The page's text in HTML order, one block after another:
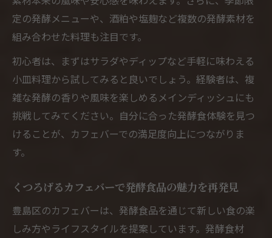
定の発酵メニューや、酒粕や塩麹など複数の発酵素材を
組み合わせた料理も注目です。
初心者は、まずはサラダやディップなど手軽に味わえる
小皿料理から試してみると良いでしょう。経験者は、複
雑な発酵の香りや風味を楽しめるメインディッシュにも
挑戦してみてください。自分に合った発酵食体験を見つ
けることが、カフェバーでの満足度向上につながりま
す。
くつろげるカフェバーで発酵食品の魅力を再発見
豊島区のカフェバーは、発酵食品を通じて新しい食の楽
しみ方やライフスタイルを提案しています。発酵食材